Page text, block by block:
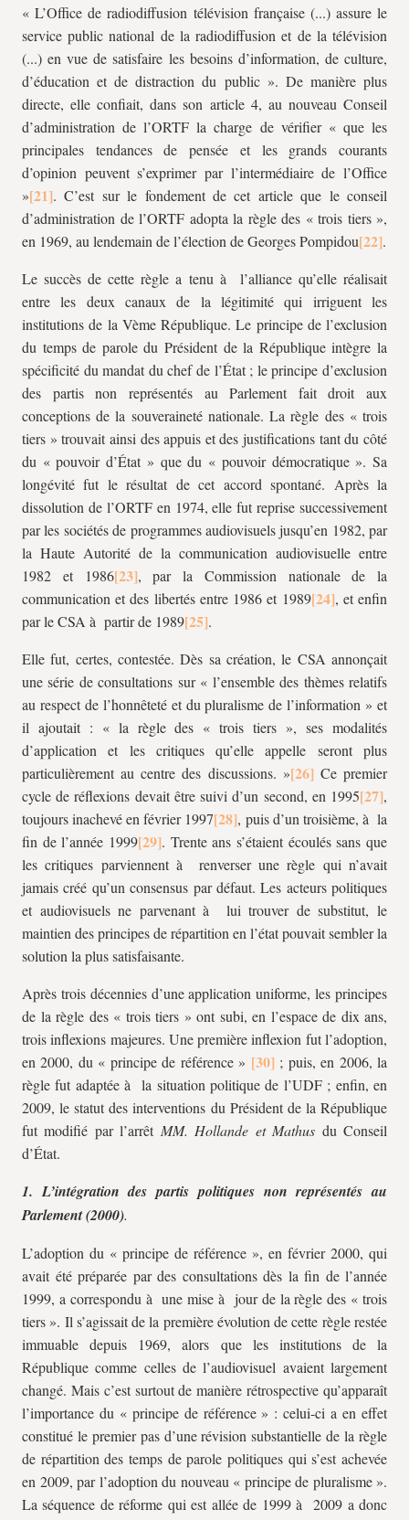
« L’Office de radiodiffusion télévision française (...) assure le
service public national de la radiodiffusion et de la télévision
(...) en vue de satisfaire les besoins d’information, de culture,
d’éducation et de distraction du public ». De manière plus
directe, elle confiait, dans son article 4, au nouveau Conseil
d’administration de l’ORTF la charge de vérifier « que les
principales tendances de pensée et les grands courants
d’opinion peuvent s’exprimer par l’intermédiaire de l’Office
»
. C’est sur le fondement de cet article que le conseil
d’administration de l’ORTF adopta la règle des « trois tiers »,
en 1969, au lendemain de l’élection de Georges Pompidou
.
Le succès de cette règle a tenu à l’alliance qu’elle réalisait
entre les deux canaux de la légitimité qui irriguent les
institutions de la Vème République. Le principe de l’exclusion
du temps de parole du Président de la République intègre la
spécificité du mandat du chef de l’État ; le principe d’exclusion
des partis non représentés au Parlement fait droit aux
conceptions de la souveraineté nationale. La règle des « trois
tiers » trouvait ainsi des appuis et des justifications tant du côté
du « pouvoir d’État » que du « pouvoir démocratique ». Sa
longévité fut le résultat de cet accord spontané. Après la
dissolution de l’ORTF en 1974, elle fut reprise successivement
par les sociétés de programmes audiovisuels jusqu’en 1982, par
la Haute Autorité de la communication audiovisuelle entre
1982 et 1986
, par la Commission nationale de la
communication et des libertés entre 1986 et 1989
, et enfin
par le CSA à partir de 1989
.
Elle fut, certes, contestée. Dès sa création, le CSA annonçait
une série de consultations sur « l’ensemble des thèmes relatifs
au respect de l’honnêteté et du pluralisme de l’information » et
il ajoutait : « la règle des « trois tiers », ses modalités
d’application et les critiques qu’elle appelle seront plus
particulièrement au centre des discussions. »
Ce premier
cycle de réflexions devait être suivi d’un second, en 1995
,
toujours inachevé en février 1997
, puis d’un troisième, à la
fin de l’année 1999
. Trente ans s’étaient écoulés sans que
les critiques parviennent à renverser une règle qui n’avait
jamais créé qu’un consensus par défaut. Les acteurs politiques
et audiovisuels ne parvenant à lui trouver de substitut, le
maintien des principes de répartition en l’état pouvait sembler la
solution la plus satisfaisante.
Après trois décennies d’une application uniforme, les principes
de la règle des « trois tiers » ont subi, en l’espace de dix ans,
trois inflexions majeures. Une première inflexion fut l’adoption,
en 2000, du « principe de référence »
; puis, en 2006, la
règle fut adaptée à la situation politique de l’UDF ; enfin, en
2009, le statut des interventions du Président de la République
fut modifié par l’arrêt MM. Hollande et Mathus du Conseil
d’État.
1. L’intégration des partis politiques non représentés au
Parlement (2000).
L’adoption du « principe de référence », en février 2000, qui
avait été préparée par des consultations dès la fin de l’année
1999, a correspondu à une mise à jour de la règle des « trois
tiers ». Il s’agissait de la première évolution de cette règle restée
immuable depuis 1969, alors que les institutions de la
République comme celles de l’audiovisuel avaient largement
changé. Mais c’est surtout de manière rétrospective qu’apparaît
l’importance du « principe de référence » : celui-ci a en effet
constitué le premier pas d’une révision substantielle de la règle
de répartition des temps de parole politiques qui s’est achevée
en 2009, par l’adoption du nouveau « principe de pluralisme ».
La séquence de réforme qui est allée de 1999 à 2009 a donc